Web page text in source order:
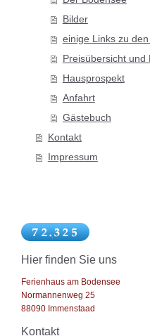
Bilder
einige Links zu
Preisübersicht und
Hausprospekt
Anfahrt
Gästebuch
Kontakt
Impressum
Hier finden Sie uns
Ferienhaus am Bodensee
Normannenweg 25
88090 Immenstaad
Kontakt